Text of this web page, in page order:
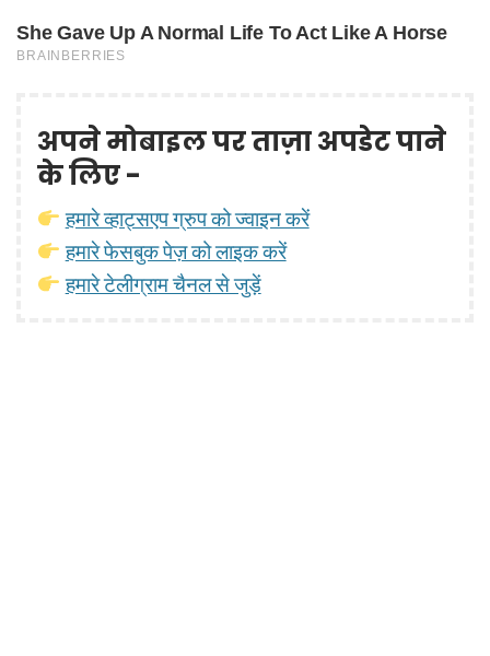
अपने मोबाइल पर ताज़ा अपडेट पाने
के लिए -
हमारे व्हाट्सएप ग्रुप को ज्वाइन करें
हमारे फेसबुक पेज़ को लाइक करें
हमारे टेलीग्राम चैनल से जुड़ें